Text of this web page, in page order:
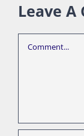
Leave A
Comment